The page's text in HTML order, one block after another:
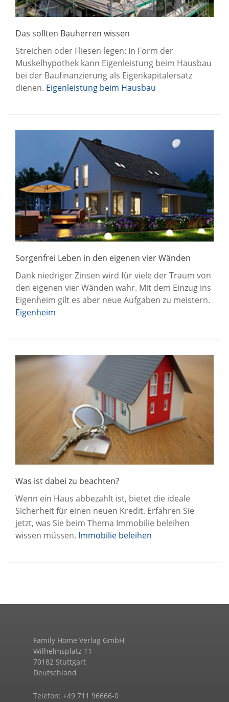
Das sollten Bauherren wissen
Streichen oder Fliesen legen: In Form der
Muskelhypothek kann Eigenleistung beim Hausbau
bei der Baufinanzierung als Eigenkapitalersatz
dienen. Eigenleistung beim Hausbau
Sorgenfrei Leben in den eigenen vier Wänden
Dank niedriger Zinsen wird für viele der Traum von
den eigenen vier Wänden wahr. Mit dem Einzug ins
Eigenheim gilt es aber neue Aufgaben zu meistern.
Eigenheim
Was ist dabei zu beachten?
Wenn ein Haus abbezahlt ist, bietet die ideale
Sicherheit für einen neuen Kredit. Erfahren Sie
jetzt, was Sie beim Thema Immobilie beleihen
wissen müssen. Immobilie beleihen
Family Home Verlag GmbH
Wilhelmsplatz 11
70182 Stuttgart
Deutschland
Telefon: +49 711 96666-0